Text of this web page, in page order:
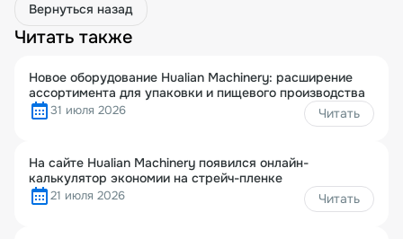
Вернуться назад
Читать также
Новое оборудование Hualian Machinery: расширение
ассортимента для упаковки и пищевого производства
31 июля 2026 Читать
На сайте Hualian Machinery появился онлайн-
калькулятор экономии на стрейч-пленке
21 июля 2026 Читать